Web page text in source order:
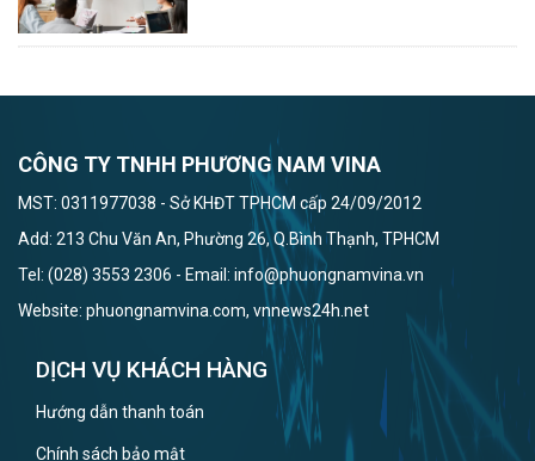
CÔNG TY TNHH PHƯƠNG NAM VINA
MST: 0311977038 - Sở KHĐT TPHCM cấp 24/09/2012
Add: 213 Chu Văn An, Phường 26, Q.Bình Thạnh, TPHCM
Tel: (028) 3553 2306 - Email: info@phuongnamvina.vn
Website: phuongnamvina.com, vnnews24h.net
DỊCH VỤ KHÁCH HÀNG
Hướng dẫn thanh toán
Chính sách bảo mật